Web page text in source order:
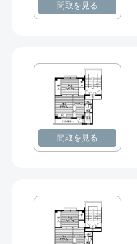
間取を見る
間取を見る